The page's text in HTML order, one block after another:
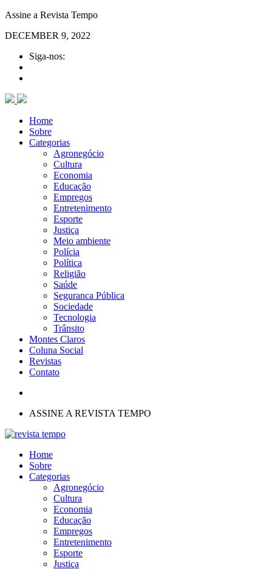
Assine a Revista Tempo
DECEMBER 9, 2022
Siga-nos:
Home
Sobre
Categorias
Agronegócio
Cultura
Economia
Educação
Empregos
Entretenimento
Esporte
Justiça
Meio ambiente
Polícia
Política
Religião
Saúde
Seguranca Pública
Sociedade
Tecnologia
Trânsito
Montes Claros
Coluna Social
Revistas
Contato
ASSINE A REVISTA TEMPO
Home
Sobre
Categorias
Agronegócio
Cultura
Economia
Educação
Empregos
Entretenimento
Esporte
Justiça